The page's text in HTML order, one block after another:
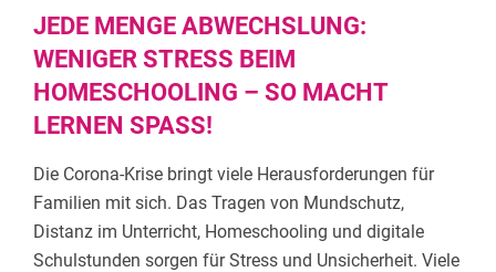
JEDE MENGE ABWECHSLUNG:
WENIGER STRESS BEIM
HOMESCHOOLING – SO MACHT
LERNEN SPASS!
Die Corona-Krise bringt viele Herausforderungen für
Familien mit sich. Das Tragen von Mundschutz,
Distanz im Unterricht, Homeschooling und digitale
Schulstunden sorgen für Stress und Unsicherheit. Viele